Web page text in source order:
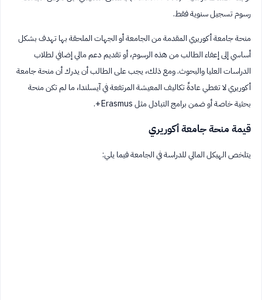
رسوم تسجيل سنوية فقط.
منحة جامعة أكوريري المقدمة من الجامعة أو الجهات الملحقة بها تهدف بشكل
أساسي إلى إعفاء الطالب من هذه الرسوم، أو تقديم دعم مالي إضافي لطلاب
الدراسات العليا والبحوث. ومع ذلك، يجب على الطالب أن يدرك أن منحة جامعة
أكوريري لا تغطي عادةً تكاليف المعيشة المرتفعة في آيسلندا، ما لم تكن منحة
بحثية خاصة أو ضمن برامج التبادل مثل Erasmus+.
قيمة منحة جامعة أكوريري
يتلخص الهيكل المالي للدراسة في الجامعة فيما يلي: